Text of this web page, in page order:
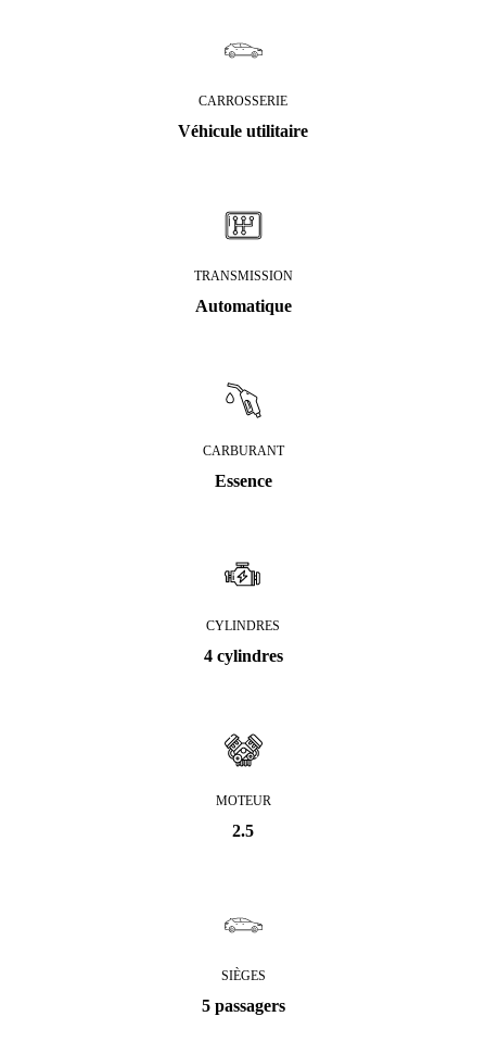
CARROSSERIE
Véhicule utilitaire
TRANSMISSION
Automatique
CARBURANT
Essence
CYLINDRES
4 cylindres
MOTEUR
2.5
SIÈGES
5 passagers